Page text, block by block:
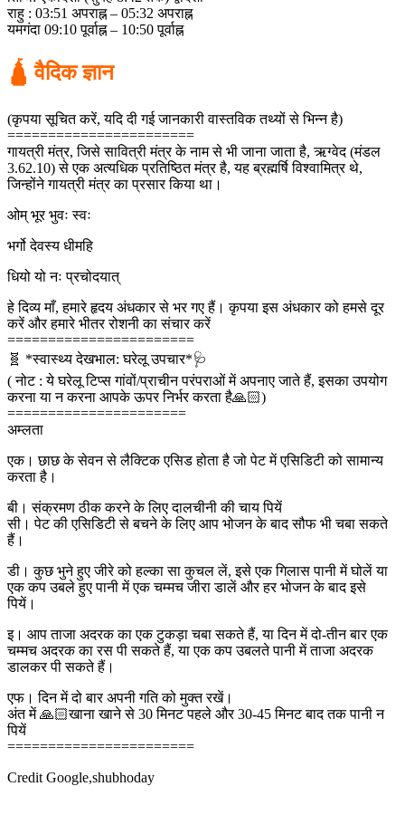
राहु : 03:51 अपराह्न – 05:32 अपराह्न
यमगंदा 09:10 पूर्वाह्न – 10:50 पूर्वाह्न
🛕 वैदिक ज्ञान
(कृपया सूचित करें, यदि दी गई जानकारी वास्तविक तथ्यों से भिन्न है)
=======================
गायत्री मंत्र, जिसे सावित्री मंत्र के नाम से भी जाना जाता है, ऋग्वेद (मंडल
3.62.10) से एक अत्यधिक प्रतिष्ठित मंत्र है, यह ब्रह्मर्षि विश्वामित्र थे,
जिन्होंने गायत्री मंत्र का प्रसार किया था।
ओम् भूर भुवः स्वः
भर्गो देवस्य धीमहि
धियो यो नः प्रचोदयात्
हे दिव्य माँ, हमारे हृदय अंधकार से भर गए हैं। कृपया इस अंधकार को हमसे दूर
करें और हमारे भीतर रोशनी का संचार करें
=======================
🧬 *स्वास्थ्य देखभाल: घरेलू उपचार*🩺
( नोट : ये घरेलू टिप्स गांवों/प्राचीन परंपराओं में अपनाए जाते हैं, इसका उपयोग
करना या न करना आपके ऊपर निर्भर करता है🙏🏻)
======================
अम्लता
एक। छाछ के सेवन से लैक्टिक एसिड होता है जो पेट में एसिडिटी को सामान्य
करता है।
बी। संक्रमण ठीक करने के लिए दालचीनी की चाय पियें
सी। पेट की एसिडिटी से बचने के लिए आप भोजन के बाद सौफ भी चबा सकते
हैं।
डी। कुछ भुने हुए जीरे को हल्का सा कुचल लें, इसे एक गिलास पानी में घोलें या
एक कप उबले हुए पानी में एक चम्मच जीरा डालें और हर भोजन के बाद इसे
पियें।
इ। आप ताजा अदरक का एक टुकड़ा चबा सकते हैं, या दिन में दो-तीन बार एक
चम्मच अदरक का रस पी सकते हैं, या एक कप उबलते पानी में ताजा अदरक
डालकर पी सकते हैं।
एफ। दिन में दो बार अपनी गति को मुक्त रखें।
अंत में 🙏🏻खाना खाने से 30 मिनट पहले और 30-45 मिनट बाद तक पानी न
पियें
=======================
Credit Google,shubhoday